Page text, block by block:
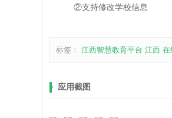
②支持修改学校信息
标签： 江西智慧教育平台 江西 在
应用截图